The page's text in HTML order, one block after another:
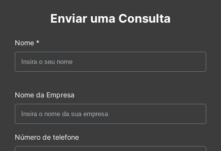
Enviar uma Consulta
Nome *
Nome da Empresa
Número de telefone